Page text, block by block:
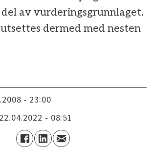
av vurderingsgrunnlaget.
dermed med nesten
- 23:00
22.04.2022 - 08:51